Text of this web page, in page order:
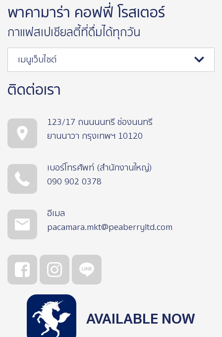
พาคามาร่า คอฟฟี่ โรสเตอร์
กาแฟสเปเชียลตี้ที่ดื่มได้ทุกวัน
เมนูเว็บไซต์
ติดต่อเรา
123/17 ถนนนนทรี ช่องนนทรี
ยานนาวา กรุงเทพฯ 10120
เบอร์โทรศัพท์ (สำนักงานใหญ่)
090 902 0378
อีเมล
pacamara.mkt@peaberryltd.com
AVAILABLE NOW